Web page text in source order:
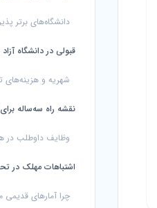
دانشگاه‌های برتر
قبولی در دانشگاه
شهریه و هزینه‌های
نقشه راه سه‌ساله
وظایف داوطلب در
اشتباهات مهلک در
چرا آمارهای قدیمی